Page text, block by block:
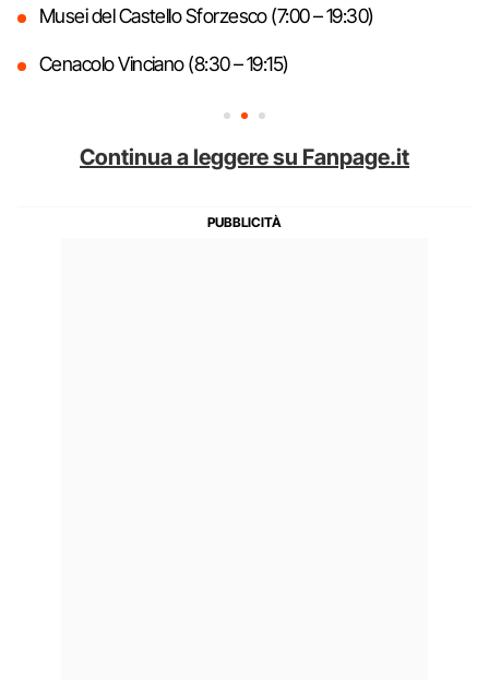
Musei del Castello Sforzesco (7:00 – 19:30)
Cenacolo Vinciano (8:30 – 19:15)
Continua a leggere su Fanpage.it